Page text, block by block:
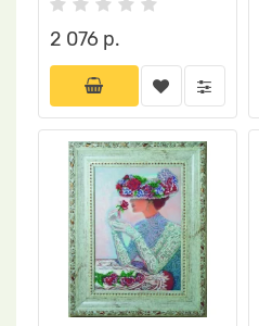
2 076 р.